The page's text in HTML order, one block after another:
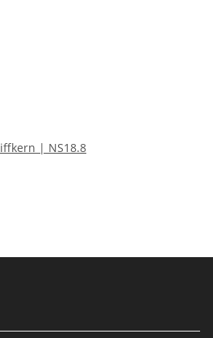
| NS18.8